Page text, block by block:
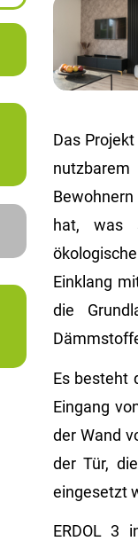
Das
hat, was
Einklang
die
Es besteht
Eingang
der Wand
der Tür,
eingesetzt
ERDOL 3